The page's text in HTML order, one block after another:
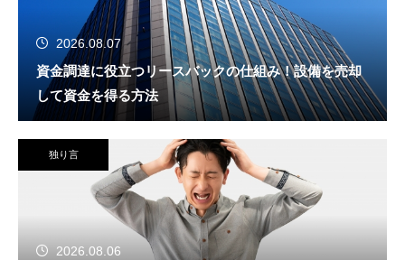
2026.08.07
資金調達に役立つリースバックの仕組み！設備を売却
して資金を得る方法
独り言
2026.08.06